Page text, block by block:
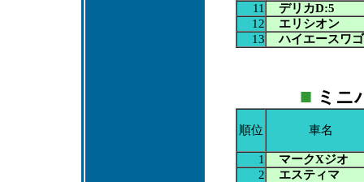
11
デリカD:5
12
エリシオン
13
ハイエースワ
■ ミニ
順位 車名
1
マークXジオ
2
エスティマ